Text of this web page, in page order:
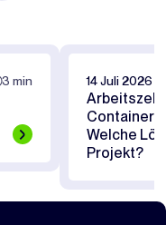
3 min 14 Juli 2026
Arbeitszelt
Welche
Projekt?